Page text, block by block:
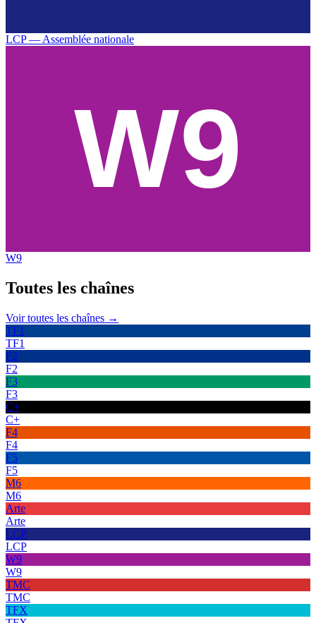
LCP — Assemblée nationale
W9
Toutes les chaînes
Voir toutes les chaînes →
TF1
TF1
F2
F2
F3
F3
C+
C+
F4
F4
F5
F5
M6
M6
Arte
Arte
LCP
LCP
W9
W9
TMC
TMC
TFX